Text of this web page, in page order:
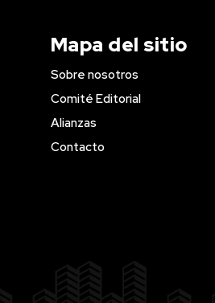
Mapa del sitio
Sobre nosotros
Comité Editorial
Alianzas
Contacto